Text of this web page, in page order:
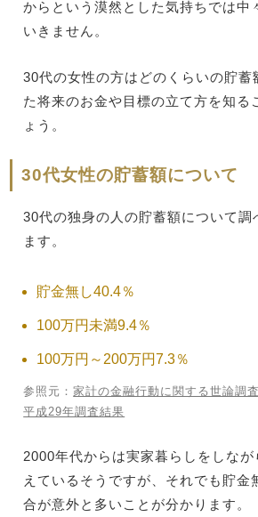
からという漠然とした気持ちでは中
いきません。
30代の女性の方はどのくらいの貯蓄
た将来のお金や目標の立て方を知る
ょう。
30代女性の貯蓄額について
30代の独身の人の貯蓄額について調
ます。
貯金無し40.4％
100万円未満9.4％
100万円～200万円7.3％
参照元：家計の金融行動に関する世論調
平成29年調査結果
2000年代からは実家暮らしをしな
えているそうですが、それでも貯金
合が意外と多いことが分かります。